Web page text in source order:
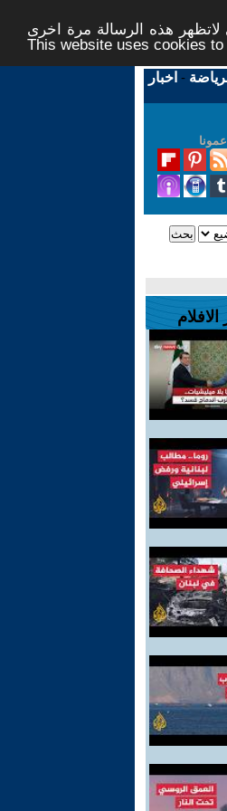
هذه الرسالة مرة اخرى -
This website uses cookies
- اخبار
الافلام